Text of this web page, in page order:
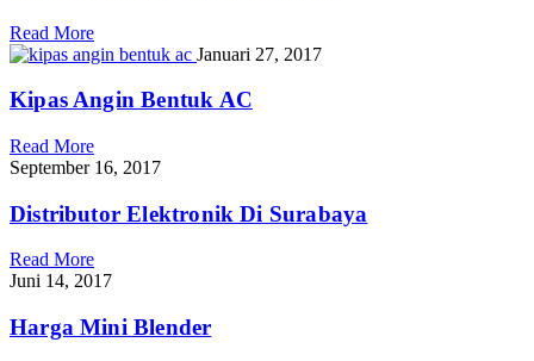
Read More
Januari 27, 2017
Kipas Angin Bentuk AC
Read More
September 16, 2017
Distributor Elektronik Di Surabaya
Read More
Juni 14, 2017
Harga Mini Blender